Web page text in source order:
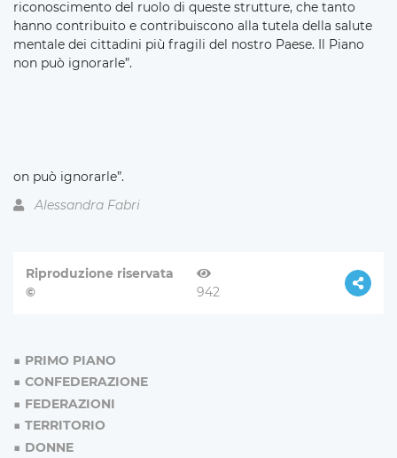
riconoscimento del ruolo di queste strutture, che tanto
hanno contribuito e contribuiscono alla tutela della salute
mentale dei cittadini più fragili del nostro Paese. Il Piano
non può ignorarle”.
on può ignorarle”.
Alessandra Fabri
Riproduzione riservata
©
942
PRIMO PIANO
CONFEDERAZIONE
FEDERAZIONI
TERRITORIO
DONNE